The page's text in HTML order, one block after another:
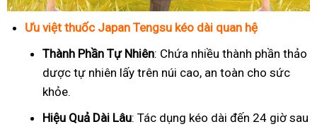
Ưu việt thuốc Japan Tengsu kéo dài quan hệ
Thành Phần Tự Nhiên: Chứa nhiều thành phần thảo
dược tự nhiên lấy trên núi cao, an toàn cho sức
khỏe.
Hiệu Quả Dài Lâu: Tác dụng kéo dài đến 24 giờ sau